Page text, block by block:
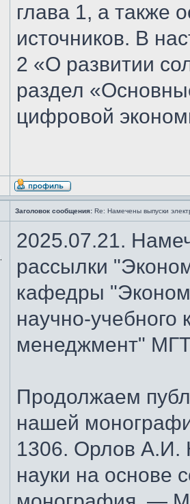
глава 1, а также
источников. В
2 «О развитии
раздел
цифровой
Заголовок сообщения: Re: Намечены выпуски
2025.07.21.
рассылки
кафедры
научно-
менеджмент"
Продолжаем
нашей
1306. Орлов А.И.
науки на основе